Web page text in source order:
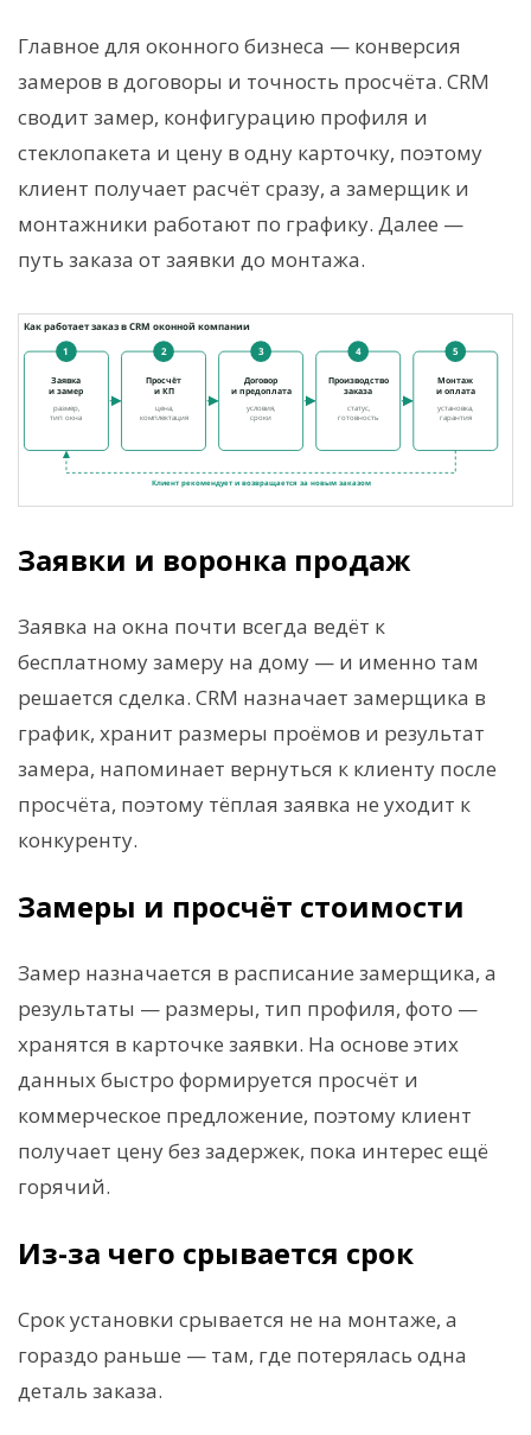
Главное для оконного бизнеса — конверсия
замеров в договоры и точность просчёта. CRM
сводит замер, конфигурацию профиля и
стеклопакета и цену в одну карточку, поэтому
клиент получает расчёт сразу, а замерщик и
монтажники работают по графику. Далее —
путь заказа от заявки до монтажа.
Заявки и воронка продаж
Заявка на окна почти всегда ведёт к
бесплатному замеру на дому — и именно там
решается сделка. CRM назначает замерщика в
график, хранит размеры проёмов и результат
замера, напоминает вернуться к клиенту после
просчёта, поэтому тёплая заявка не уходит к
конкуренту.
Замеры и просчёт стоимости
Замер назначается в расписание замерщика, а
результаты — размеры, тип профиля, фото —
хранятся в карточке заявки. На основе этих
данных быстро формируется просчёт и
коммерческое предложение, поэтому клиент
получает цену без задержек, пока интерес ещё
горячий.
Из-за чего срывается срок
Срок установки срывается не на монтаже, а
гораздо раньше — там, где потерялась одна
деталь заказа.